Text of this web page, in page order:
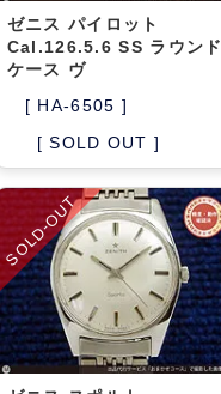
ゼニス パイロット
Cal.126.5.6 SS ラウンド
ケース ヴ
[ HA-6505 ]
[ SOLD OUT ]
SOLD-OUT